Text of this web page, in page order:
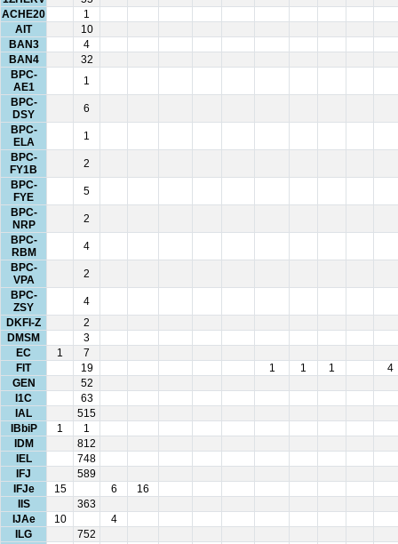
ACHE20
1
AIT
10
BAN3
4
BAN4
32
BPC-
AE1
1
BPC-
DSY
6
BPC-
ELA
1
BPC-
FY1B
2
BPC-
FYE
5
BPC-
NRP
2
BPC-
RBM
4
BPC-
VPA
2
BPC-
ZSY
4
DKFI-Z
2
DMSM
3
EC
1
7
FIT
19 1 1 1
4
GEN
52
I1C
63
IAL
515
IBbiP
1
1
IDM
812
IEL
748
IFJ
589
IFJe
15 6
16
IIS
363
IJAe
10
4
ILG
752